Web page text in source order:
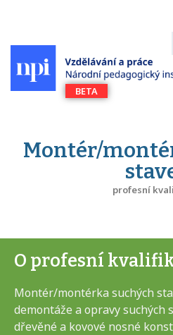
Montér/
profesní
O profesní
Montér/montérka suchých
demontáže a opravy suchých
dřevěné a kovové nosné